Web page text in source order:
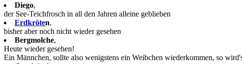
Diego,
der See-Teichfrosch in all den Jahren alleine geblieben
Erdkröten,
bisher aber noch nicht wieder gesehen
Bergmolche,
Heute wieder gesehen!
Ein Männchen, sollte also wenigstens ein Weibchen wiederkommen, so